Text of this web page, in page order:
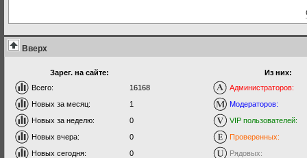
Вверх
Зарег. на сайте:
Всего:
16168
Новых за месяц:
1
Новых за неделю:
0
Новых вчера:
0
Новых сегодня:
0
Из них:
Администраторов:
Модераторов:
VIP пользователей:
Проверенных:
Рядовых: